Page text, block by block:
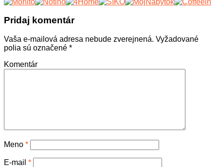
Pridaj komentár
Vaša e-mailová adresa nebude zverejnená. Vyžadované
polia sú označené *
Komentár
Meno *
E-mail *